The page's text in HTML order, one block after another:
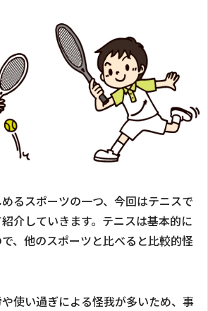
るスポーツの一つ、今回はテニスで
介していきます。テニスは基本的に
、他のスポーツと比べると比較的怪
使い過ぎによる怪我が多いため、事